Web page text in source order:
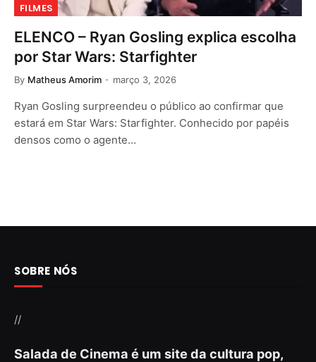
FILMES
ELENCO – Ryan Gosling explica escolha
por Star Wars: Starfighter
By Matheus Amorim março 3, 2026
Ryan Gosling surpreendeu o público ao confirmar que
estará em Star Wars: Starfighter. Conhecido por papéis
densos como o agente…
SOBRE NÓS
//
Salada de Cinema é um site da cultura pop,